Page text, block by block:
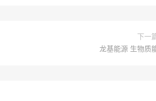
下一
龙基能源 生物质